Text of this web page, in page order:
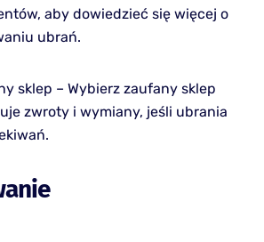
aby dowiedzieć się więcej o
ubrań.
sklep – Wybierz zaufany sklep
zwroty i wymiany, jeśli ubrania